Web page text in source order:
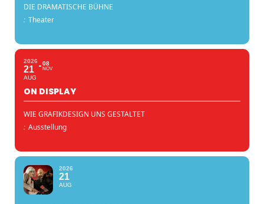
DIE DRAMATISCHE BÜHNE
: Theater
2026
21
AUG
08
NOV
ON DISPLAY
WIE GRAFIKDESIGN UNS GESTALTET
: Ausstellung
2026
21
AUG